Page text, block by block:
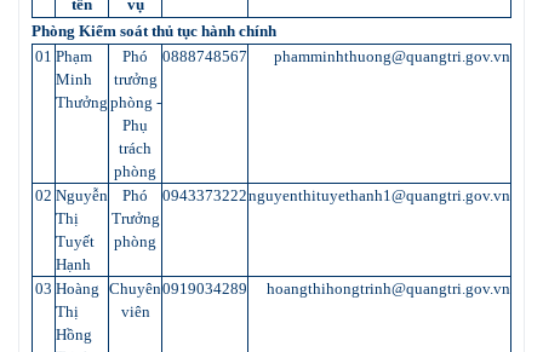
tên
vụ
Phòng Kiểm soát thủ tục hành chính
01 Phạm
Minh
Thưởng
Phó
trưởng
phòng -
Phụ
trách
phòng
0888748567 phamminhthuong@quangtri.gov.vn
02 Nguyễn
Thị
Tuyết
Hạnh
Phó
Trưởng
phòng
0943373222nguyenthituyethanh1@quangtri.gov.vn
03 Hoàng
Thị
Hồng
Chuyên
viên
0919034289 hoangthihongtrinh@quangtri.gov.vn